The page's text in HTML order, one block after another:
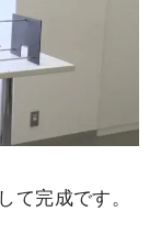
て完成です。